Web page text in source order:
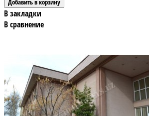
В закладки
В сравнение